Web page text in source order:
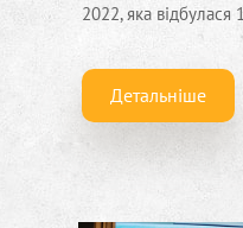
2022, яка відбулася
Детальніше